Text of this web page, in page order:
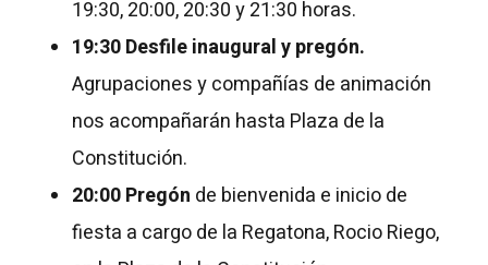
19:30, 20:00, 20:30 y 21:30 horas.
19:30Desfile inaugural y pregón.
Agrupaciones y compañías de animación
nos acompañarán hasta Plaza de la
Constitución.
20:00Pregón de bienvenida e inicio de
fiesta a cargo de la Regatona, Rocio Riego,